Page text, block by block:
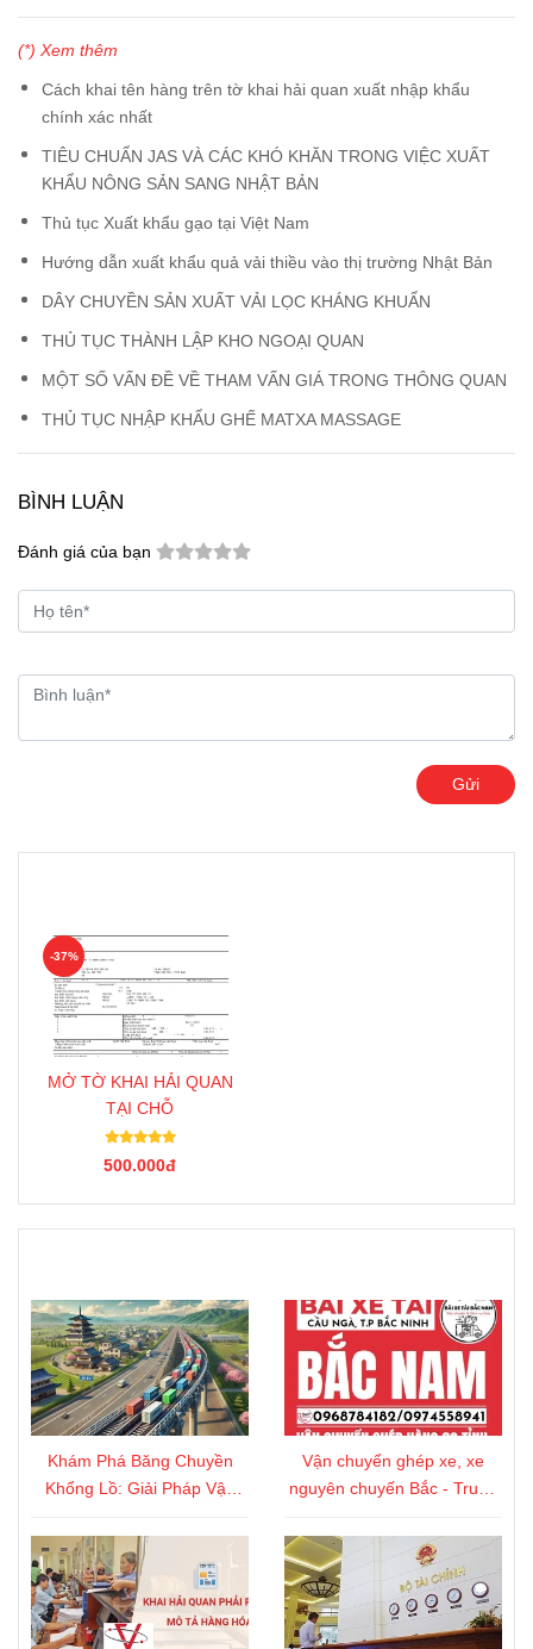
(*) Xem thêm
Cách khai tên hàng trên tờ khai hải quan xuất nhập khẩu
chính xác nhất
TIÊU CHUẨN JAS VÀ CÁC KHÓ KHĂN TRONG VIỆC XUẤT
KHẨU NÔNG SẢN SANG NHẬT BẢN
Thủ tục Xuất khẩu gạo tại Việt Nam
Hướng dẫn xuất khẩu quả vải thiều vào thị trường Nhật Bản
DÂY CHUYỀN SẢN XUẤT VẢI LỌC KHÁNG KHUẨN
THỦ TỤC THÀNH LẬP KHO NGOẠI QUAN
MỘT SỐ VẤN ĐỀ VỀ THAM VẤN GIÁ TRONG THÔNG QUAN
THỦ TỤC NHẬP KHẨU GHẾ MATXA MASSAGE
BÌNH LUẬN
Đánh giá của bạn
Gửi
MỞ TỜ KHAI HẢI QUAN
TẠI CHỖ
500.000đ
-37%
Khám Phá Băng Chuyền
Khổng Lồ: Giải Pháp Vận
Vận chuyển ghép xe, xe
nguyên chuyến Bắc - Trung